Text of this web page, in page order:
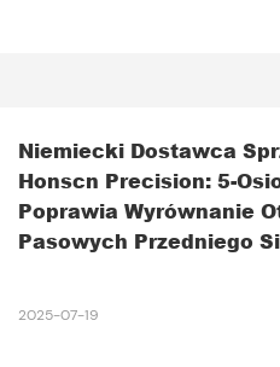
Niemiecki Dostawca
Honscn Precision: 5-
Poprawia Wyrównanie
Pasowych Przedniego
2025-07-19